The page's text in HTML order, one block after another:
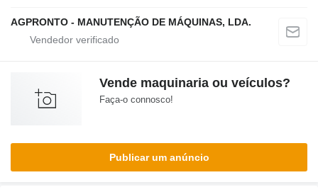
AGPRONTO - MANUTENÇÃO DE MÁQUINAS, LDA.
Vende maquinaria ou veículos?
Faça-o connosco!
Publicar um anúncio